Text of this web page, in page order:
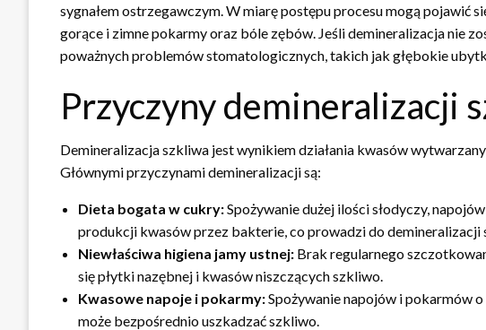
sygnałem ostrzegawczym. W miarę postępu procesu mogą pojawić
gorące i zimne pokarmy oraz bóle zębów. Jeśli demineralizacja nie
poważnych problemów stomatologicznych, takich jak głębokie
Przyczyny demineralizacji
Demineralizacja szkliwa jest wynikiem działania kwasów
Głównymi przyczynami demineralizacji są:
Dieta bogata w cukry:Spożywanie dużej ilości słodyczy,
produkcji kwasów przez bakterie, co prowadzi do demineralizacji
Niewłaściwa higiena jamy ustnej: Brak regularnego
się płytki nazębnej i kwasów niszczących szkliwo.
Kwasowe napoje i pokarmy:Spożywanie napojów i pokarmów
może bezpośrednio uszkadzać szkliwo.